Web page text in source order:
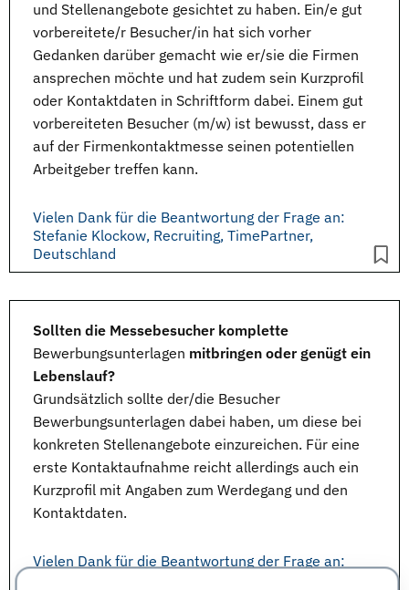
und Stellenangebote gesichtet zu haben. Ein/e gut
vorbereitete/r Besucher/in hat sich vorher
Gedanken darüber gemacht wie er/sie die Firmen
ansprechen möchte und hat zudem sein Kurzprofil
oder Kontaktdaten in Schriftform dabei. Einem gut
vorbereiteten Besucher (m/w) ist bewusst, dass er
auf der Firmenkontaktmesse seinen potentiellen
Arbeitgeber treffen kann.
Vielen Dank für die Beantwortung der Frage an:
Stefanie Klockow, Recruiting, TimePartner,
Deutschland
Sollten die Messebesucher komplette
Bewerbungsunterlagen mitbringen oder genügt ein
Lebenslauf?
Grundsätzlich sollte der/die Besucher
Bewerbungsunterlagen dabei haben, um diese bei
konkreten Stellenangebote einzureichen. Für eine
erste Kontaktaufnahme reicht allerdings auch ein
Kurzprofil mit Angaben zum Werdegang und den
Kontaktdaten.
Vielen Dank für die Beantwortung der Frage an: